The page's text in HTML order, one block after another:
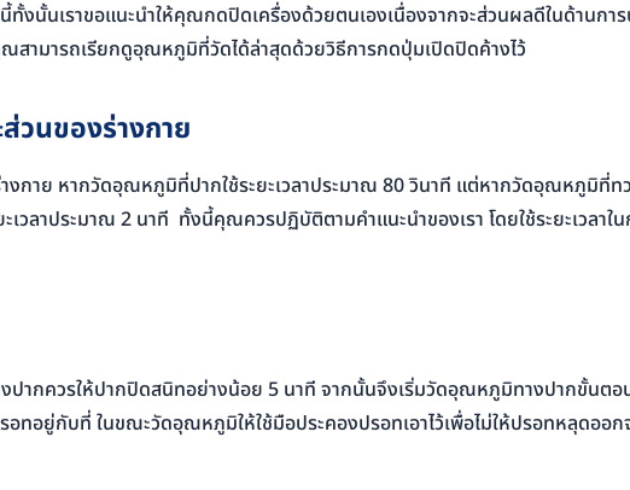
นั้นเราขอแนะนำให้คุณกดปิดเครื่องด้วยตนเองเนื่องจากจะส่วนผลดีในด้านกา
สามารถเรียกดูอุณหภูมิที่วัดได้ล่าสุดด้วยวิธีการกดปุ่มเปิดปิดค้างไว้
วนของร่างกาย
กาย หากวัดอุณหภูมิที่ปากใช้ระยะเวลาประมาณ 80 วินาที แต่หากวัดอุณหภูมิที่ทว
เวลาประมาณ 2 นาที ทั้งนี้คุณควรปฏิบัติตามคำแนะนำของเรา โดยใช้ระยะเวลา
กควรให้ปากปิดสนิทอย่างน้อย 5 นาที จากนั้นจึงเริ่มวัดอุณหภูมิทางปากขั้นตอน
ทอยู่กับที่ ในขณะวัดอุณหภูมิให้ใช้มือประคองปรอทเอาไว้เพื่อไม่ให้ปรอทหลุดออ